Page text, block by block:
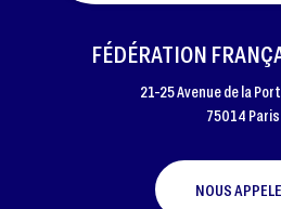
FÉDÉRATION
21-25 Avenue de la
75014 Paris
NOUS